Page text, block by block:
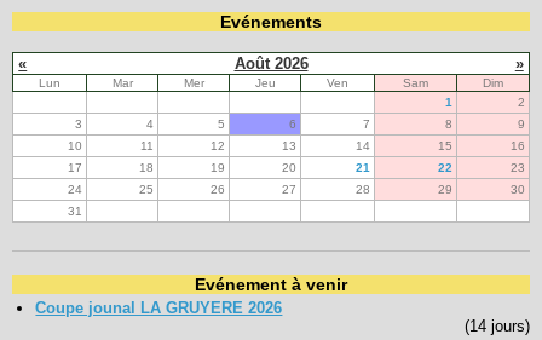
Evénements
« Août 2026 »
Lun Mar Mer Jeu Ven Sam
Dim
1
2
3
4 5 6 7 8
9
10
11 12 13 14 15
16
17
18 19 20 21 22
23
24
25 26 27 28 29
30
31
Evénement à venir
Coupe jounal LA GRUYERE 2026
(14 jours)